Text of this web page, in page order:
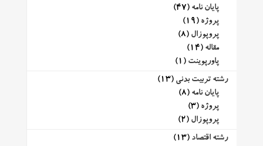
پایان نامه (47)
پروژه (19)
پروپوزال (8)
مقاله (14)
پاورپوینت (1)
رشته تربیت بدنی (13)
پایان نامه (8)
پروژه (3)
پروپوزال (2)
رشته اقتصاد (13)